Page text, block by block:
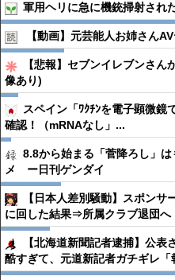
軍用ヘリに急に機銃掃射され
【動画】元芸能人お姉さん
【悲報】セブンイレブンさ
像あり)
スペイン「ﾜｸﾁﾝを電子顕微鏡
確認！（mRNAなし」...
8.8から始まる「菅降ろし」
メ ー日刊ゲンダイ
【日本人差別騒動】スポン
に回した結果⇒所属クラブ退団へ
【北海道新聞記者逮捕】公
酷すぎて、元道新記者ガチギレ「